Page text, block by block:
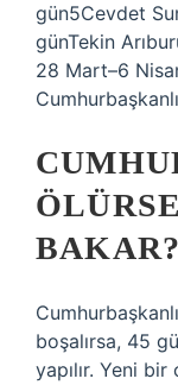
gün5Cevdet
günTekin
28 Mart–6
BAKAR?
boşalırsa, 45
yapılır. Yeni